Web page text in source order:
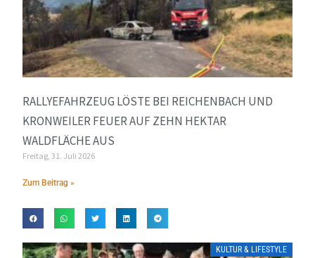
RALLYEFAHRZEUG LÖSTE BEI REICHENBACH UND
KRONWEILER FEUER AUF ZEHN HEKTAR
WALDFLÄCHE AUS
Freitag, 31. Juli 2026
Zum Beitrag »
KULTUR & LIFESTYLE